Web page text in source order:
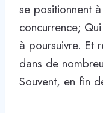
se positionnent
concurrence;
à poursuivre. Et
dans de
Souvent, en fin